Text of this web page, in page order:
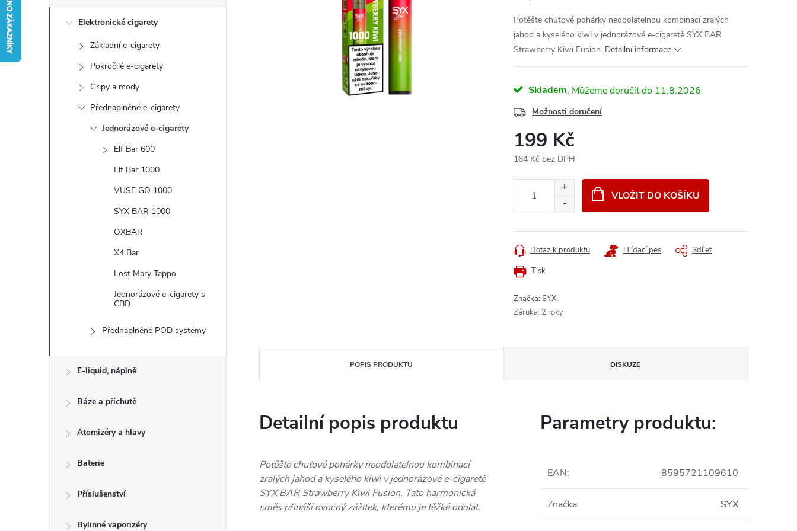
Elektronické cigarety
Základní e-cigarety
Pokročilé e-cigarety
Gripy a mody
Přednaplněné e-cigarety
Jednorázové e-cigarety
Elf Bar 600
Elf Bar 1000
VUSE GO 1000
SYX BAR 1000
OXBAR
X4 Bar
Lost Mary Tappo
Jednorázové e-cigarety s
CBD
Přednaplněné POD systémy
E-liquid, náplně
Báze a příchutě
Atomizéry a hlavy
Baterie
Příslušenství
Bylinné vaporizéry
Potěšte chuťové pohárky neodolatelnou kombinací zralých
jahod a kyselého kiwi v jednorázové e-cigaretě SYX BAR
Strawberry Kiwi Fusion. Detailní informace
Skladem 11.8.2026
Možnosti doručení
199 Kč
164 Kč bez DPH
VLOŽIT DO KOŠÍKU
Tisk
Dotaz k produktu Hlídací pes Sdílet
Značka:SYX
Záruka: 2 roky
POPIS PRODUKTU DISKUZE
Detailní popis produktu
Potěšte chuťové pohárky neodolatelnou kombinací
zralých jahod a kyselého kiwi v jednorázové e-cigaretě
SYX BAR Strawberry Kiwi Fusion. Tato harmonická
směs přináší ovocný zážitek, kterému je těžké odolat.
Parametry produktu:
EAN: 8595721109610
Značka: SYX